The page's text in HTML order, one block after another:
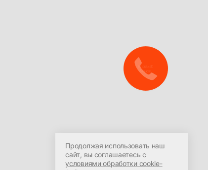
Согласие на обработку
персональных данных
Продолжая использовать наш
сайт, вы соглашаетесь с
условиями обработки cookie-